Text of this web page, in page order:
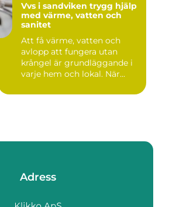
Vvs i sandviken trygg hjälp
med värme, vatten och
sanitet
Att få värme, vatten och
avlopp att fungera utan
krångel är grundläggande i
varje hem och lokal. När...
Adress